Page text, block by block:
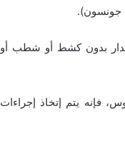
بدون كشط أو شطب أو
فإنه يتم إتخاذ إجراءات